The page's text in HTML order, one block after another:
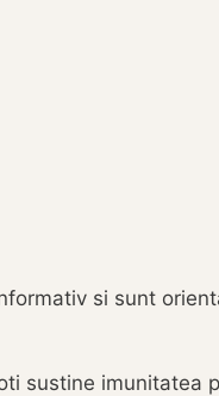
si sunt
sustine imunitatea